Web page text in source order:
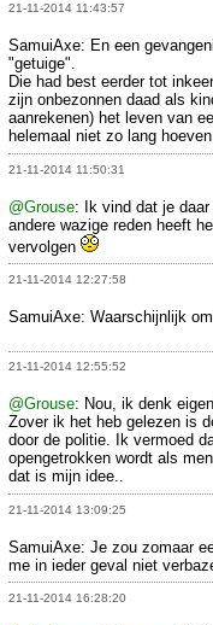
21-11-2014 11:43:57
SamuiAxe: En een
"getuige".
Die had best eerder tot
zijn onbezonnen daad als
aanrekenen) het leven van
helemaal niet zo lang
21-11-2014 11:50:31
@Grouse: Ik vind dat je
andere wazige reden heeft
vervolgen
21-11-2014 12:27:58
SamuiAxe: Waarschijnlijk
21-11-2014 12:55:52
@Grouse: Nou, ik denk
Zover ik het heb gelezen is
door de politie. Ik vermoed
opengetrokken wordt als
dat is mijn idee..
21-11-2014 13:09:25
SamuiAxe: Je zou zomaar
me in ieder geval niet
21-11-2014 16:28:20